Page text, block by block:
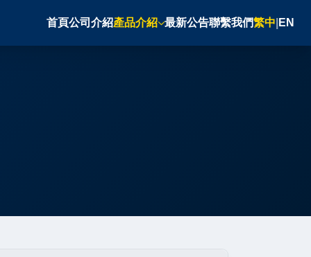
首頁公司介紹產品介紹 最新公告聯繫我們繁中 EN